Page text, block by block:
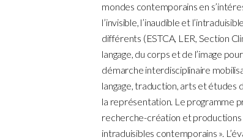
mondes contemporains en
l’invisible, l’inaudible et
différents (ESTCA, LER, Section
langage, du corps et de l’image
démarche interdisciplinaire
langage, traduction, arts et études
la représentation. Le programme
recherche-création et productions
intraduisibles contemporains ».